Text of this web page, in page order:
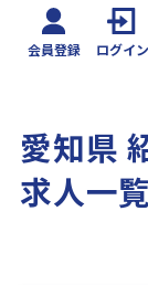
会員登録 ログイン
愛知県
求人一覧